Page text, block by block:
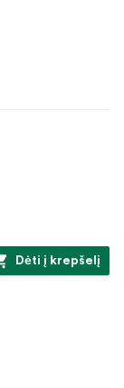
Dėti į krepšelį